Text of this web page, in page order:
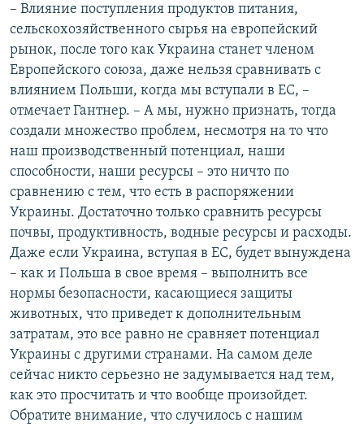
– Влияние поступления продуктов питания,
сельскохозяйственного сырья на европейский
рынок, после того как Украина станет членом
Европейского союза, даже нельзя сравнивать с
влиянием Польши, когда мы вступали в ЕС, –
отмечает Гантнер. – А мы, нужно признать, тогда
создали множество проблем, несмотря на то что
наш производственный потенциал, наши
способности, наши ресурсы – это ничто по
сравнению с тем, что есть в распоряжении
Украины. Достаточно только сравнить ресурсы
почвы, продуктивность, водные ресурсы и расходы.
Даже если Украина, вступая в ЕС, будет вынуждена
– как и Польша в свое время – выполнить все
нормы безопасности, касающиеся защиты
животных, что приведет к дополнительным
затратам, это все равно не сравняет потенциал
Украины с другими странами. На самом деле
сейчас никто серьезно не задумывается над тем,
как это просчитать и что вообще произойдет.
Обратите внимание, что случилось с нашим